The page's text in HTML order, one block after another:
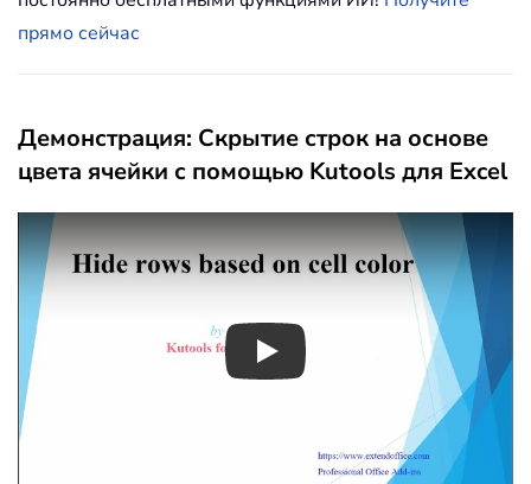
прямо сейчас
Демонстрация: Скрытие строк на основе
цвета ячейки с помощью Kutools для Excel
Play